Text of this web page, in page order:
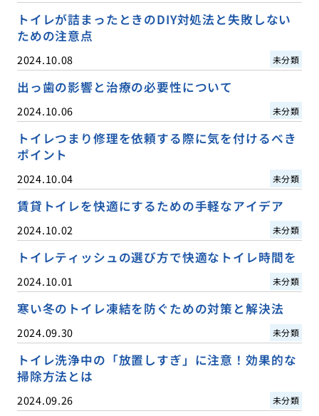
トイレが詰まったときのDIY対処法と失敗しない
ための注意点
2024.10.08 未分類
出っ歯の影響と治療の必要性について
2024.10.06 未分類
トイレつまり修理を依頼する際に気を付けるべき
ポイント
2024.10.04 未分類
賃貸トイレを快適にするための手軽なアイデア
2024.10.02 未分類
トイレティッシュの選び方で快適なトイレ時間を
2024.10.01 未分類
寒い冬のトイレ凍結を防ぐための対策と解決法
2024.09.30 未分類
トイレ洗浄中の「放置しすぎ」に注意！効果的な
掃除方法とは
2024.09.26 未分類